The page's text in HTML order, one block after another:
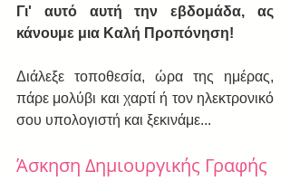
Γι' αυτό αυτή την εβδομάδα, ας
κάνουμε μια Καλή Προπόνηση!
Διάλεξε τοποθεσία, ώρα της ημέρας,
πάρε μολύβι και χαρτί ή τον ηλεκτρονικό
σου υπολογιστή και ξεκινάμε...
Άσκηση Δημιουργικής Γραφής